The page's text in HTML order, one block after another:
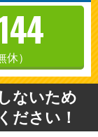
）
ないため
ださい！